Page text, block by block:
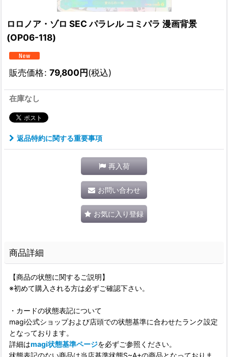
ロロノア・ゾロ SEC パラレル コミパラ 漫画背景
(OP06-118)
販売価格: 79,800円(税込)
在庫なし
返品特約に関する重要事項
再入荷
お問い合わせ
お気に入り登録
商品詳細
【商品の状態に関するご説明】
※初めて購入される方は必ずご確認下さい。
・カードの状態表記について
magi公式ショップおよび店頭での状態基準に合わせたランク設定
となっております。
詳細はmagi状態基準ページを必ずご参照ください。
状態表記のない商品は当店基準状態S~A+の商品となっておりま